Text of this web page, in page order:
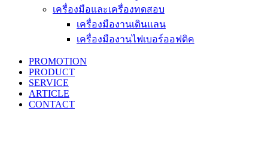
เครื่องมือและเครื่องทดสอบ
เครื่องมืองานเดินแลน
เครื่องมืองานไฟเบอร์ออฟติค
PROMOTION
PRODUCT
SERVICE
ARTICLE
CONTACT